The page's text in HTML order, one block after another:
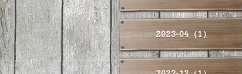
2023-04（1）